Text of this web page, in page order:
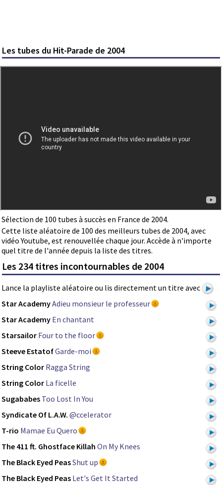
Les tubes du Hit-Parade de 2004
Sélection de 100 tubes à succès en France de 2004.
Cette liste aléatoire de 100 des meilleurs tubes de 2004, avec
vidéo Youtube, est renouvellée chaque jour. Accède à n'importe
quel titre de l'année depuis la liste des titres.
Les 234 titres incontournables de 2004
Lance la playliste aléatoire ou lis directement un titre avec
Star AcademyAdieu monsieur le professeur
Star Academy En chantant
Starsailor Four to the floor
Steeve EstatofGarde-moi
String Color Ragga String
String Color La ficelle
Sugababes Too Lost In You
Syndicate Of L.A.W. @ccelerator
T-rio Mamae Eu Quero
The 411 ft. Ghostface Killah On My Knees
The Black Eyed PeasShut up
The Black Eyed Peas Let's Get It Started